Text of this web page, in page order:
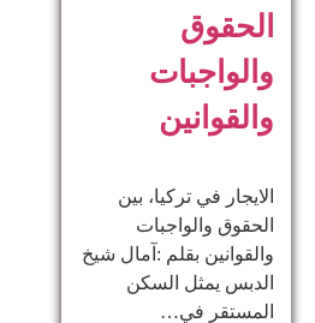
الحقوق
والواجبات
والقوانين
الايجار في تركيا، بين
الحقوق والواجبات
والقوانين بقلم :آمال شيخ
الدبس يمثل السكن
المستقر في…